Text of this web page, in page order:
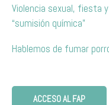
Violencia sexual, fiesta
“sumisión química”
Hablemos de fumar
ACCESO AL FAP